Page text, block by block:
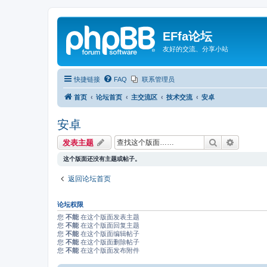
EFfa论坛
友好的交流、分享小站
快捷链接 FAQ 联系管理员
首页 论坛首页 主交流区 技术交流 安卓
安卓
发表主题 搜索
这个版面还没有主题或帖子。
返回论坛首页
论坛权限
您 不能 在这个版面发表主题
您 不能 在这个版面回复主题
您 不能 在这个版面编辑帖子
您 不能 在这个版面删除帖子
您 不能 在这个版面发布附件